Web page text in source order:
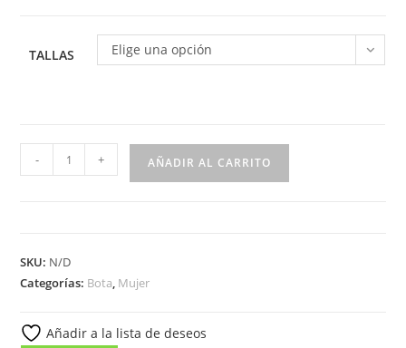
TALLAS Elige una opción
Botín
tipo
sport
cremallera
- + AÑADIR AL CARRITO
SKU: N/D
Categorías: Bota, Mujer
Añadir a la lista de deseos